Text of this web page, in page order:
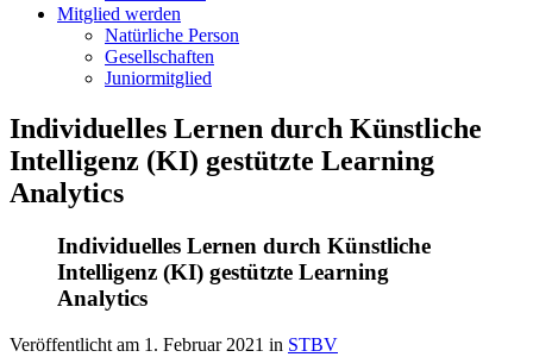
Mitglied werden
Natürliche Person
Gesellschaften
Juniormitglied
Individuelles Lernen durch Künstliche
Intelligenz (KI) gestützte Learning
Analytics
Individuelles Lernen durch Künstliche
Intelligenz (KI) gestützte Learning
Analytics
Veröffentlicht am 1. Februar 2021 in STBV